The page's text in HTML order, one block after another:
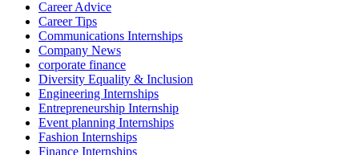
Career Advice
Career Tips
Communications Internships
Company News
corporate finance
Diversity Equality & Inclusion
Engineering Internships
Entrepreneurship Internship
Event planning Internships
Fashion Internships
Finance Internships